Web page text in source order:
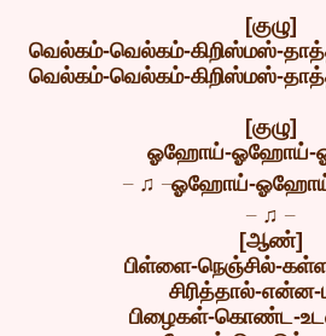
[குழு]
வெல்கம்-வெல்கம்-கிறிஸ்மஸ்-
வெல்கம்-வெல்கம்-கிறிஸ்மஸ்-
[குழு]
ஓஹோய்-ஓஹோய்-
♫ ஓஹோய்-
♫
[ஆண்]
பிள்ளை-நெஞ்சில்-
சிரித்தால்-
பிழைகள்-கொண்ட-